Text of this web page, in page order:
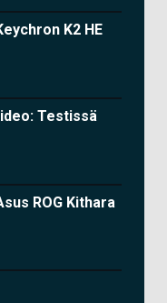
K2 HE
Testissä
ROG Kithara